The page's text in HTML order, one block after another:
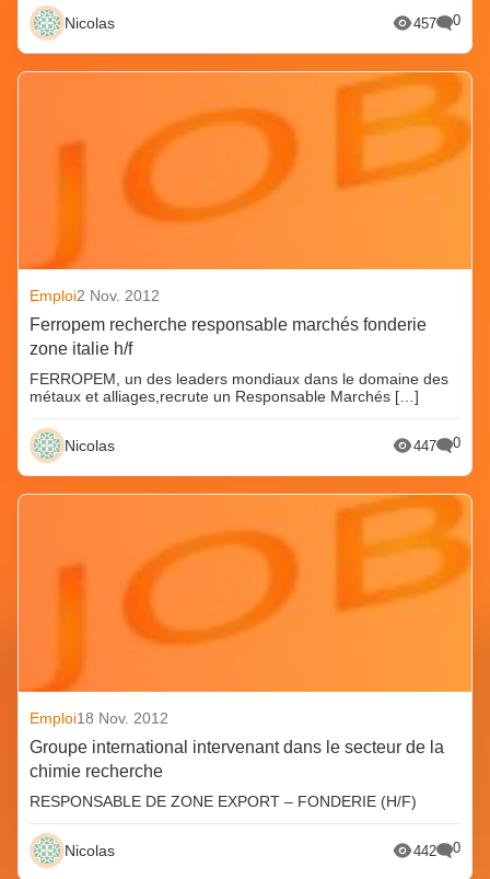
Nicolas 457 0
Emploi2 Nov. 2012
Ferropem recherche responsable marchés fonderie
zone italie h/f
FERROPEM, un des leaders mondiaux dans le domaine des
métaux et alliages,recrute un Responsable Marchés […]
Nicolas 447 0
Emploi18 Nov. 2012
Groupe international intervenant dans le secteur de la
chimie recherche
RESPONSABLE DE ZONE EXPORT – FONDERIE (H/F)
Nicolas 442 0